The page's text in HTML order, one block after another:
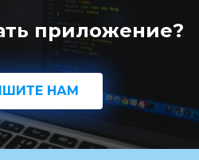
приложение?
НАМ